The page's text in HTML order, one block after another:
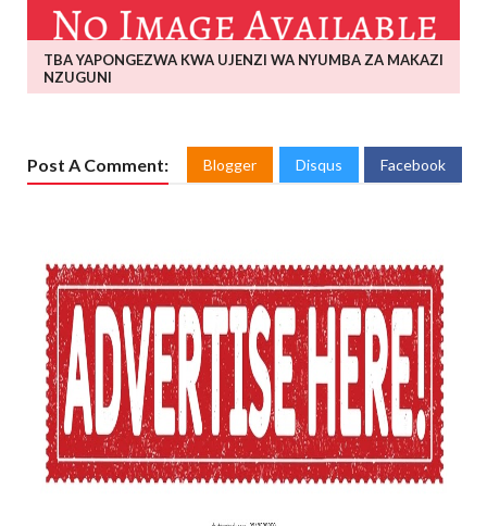
TBA YAPONGEZWA KWA UJENZI WA NYUMBA ZA MAKAZI
NZUGUNI
Post A Comment: Blogger Disqus Facebook